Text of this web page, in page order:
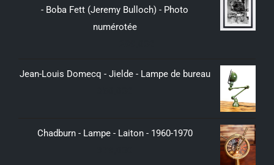
- Boba Fett (Jeremy Bulloch) - Photo
numérotée
Jean-Louis Domecq - Jielde - Lampe de bureau
Chadburn - Lampe - Laiton - 1960-1970